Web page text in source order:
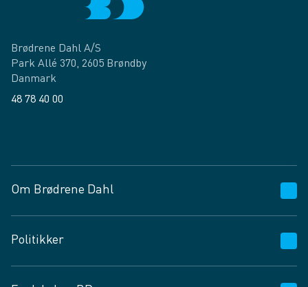
Brødrene Dahl A/S
Park Allé 370, 2605 Brøndby
Danmark
48 78 40 00
Om Brødrene Dahl
Vagttelefon 30 10 89 89
Spørgsmål og svar
Politikker